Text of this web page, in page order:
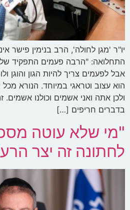
יו"ר 'מגן לחולה', הרב בנימין פישר
התחלואה: "הרבה פעמים התפקיד של
אבל לפעמים צריך להיות הגון והוגן
הוא עצוב וטראגי במיוחד. הנורא
ולכן אתה ואני אשמים וכולנו אשמים.
בדברים חריפים […]
"מי שלא עוטה
לחתונה זה יצר